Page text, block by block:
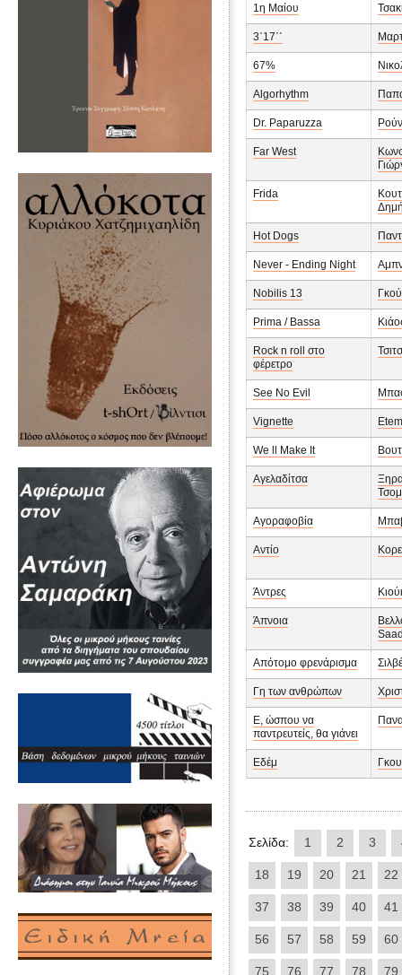
1η Μαίου
3΄17΄΄
67%
Algorhythm
Dr. Paparuzza
Far West
Frida
Hot Dogs
Never - Ending Night
Nobilis 13
Prima / Bassa
Rock n roll στο
φέρετρο
See No Evil
Vignette
We ll Make It
Αγελαδίτσα
Αγοραφοβία
Αντίο
Άντρες
Άπνοια
Απότομο φρενάρισμα
Γη των ανθρώπων
Ε, ώσπου να
παντρευτείς, θα γιάνει
Εδέμ
Σελίδα: 1 2 3
18 19 20 21 22
37 38 39 40 41
56 57 58 59 60
75 76 77 78 79